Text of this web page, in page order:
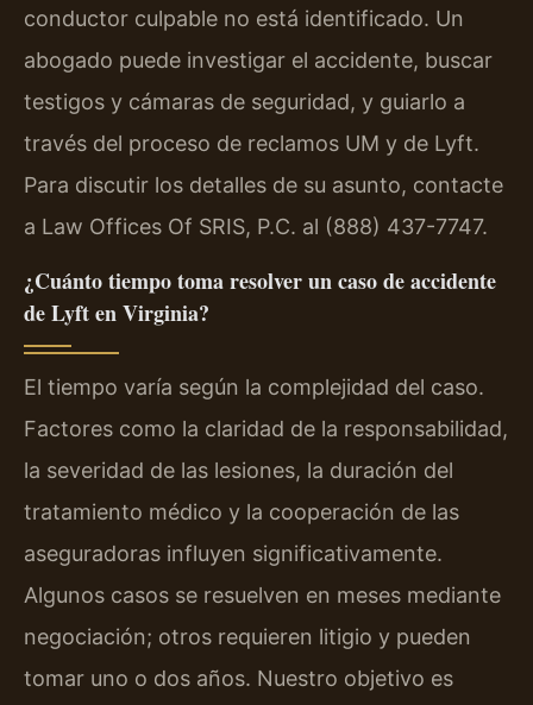
conductor culpable no está identificado. Un
abogado puede investigar el accidente, buscar
testigos y cámaras de seguridad, y guiarlo a
través del proceso de reclamos UM y de Lyft.
Para discutir los detalles de su asunto, contacte
a Law Offices Of SRIS, P.C. al (888) 437-7747.
¿Cuánto tiempo toma resolver un caso de accidente
de Lyft en Virginia?
El tiempo varía según la complejidad del caso.
Factores como la claridad de la responsabilidad,
la severidad de las lesiones, la duración del
tratamiento médico y la cooperación de las
aseguradoras influyen significativamente.
Algunos casos se resuelven en meses mediante
negociación; otros requieren litigio y pueden
tomar uno o dos años. Nuestro objetivo es